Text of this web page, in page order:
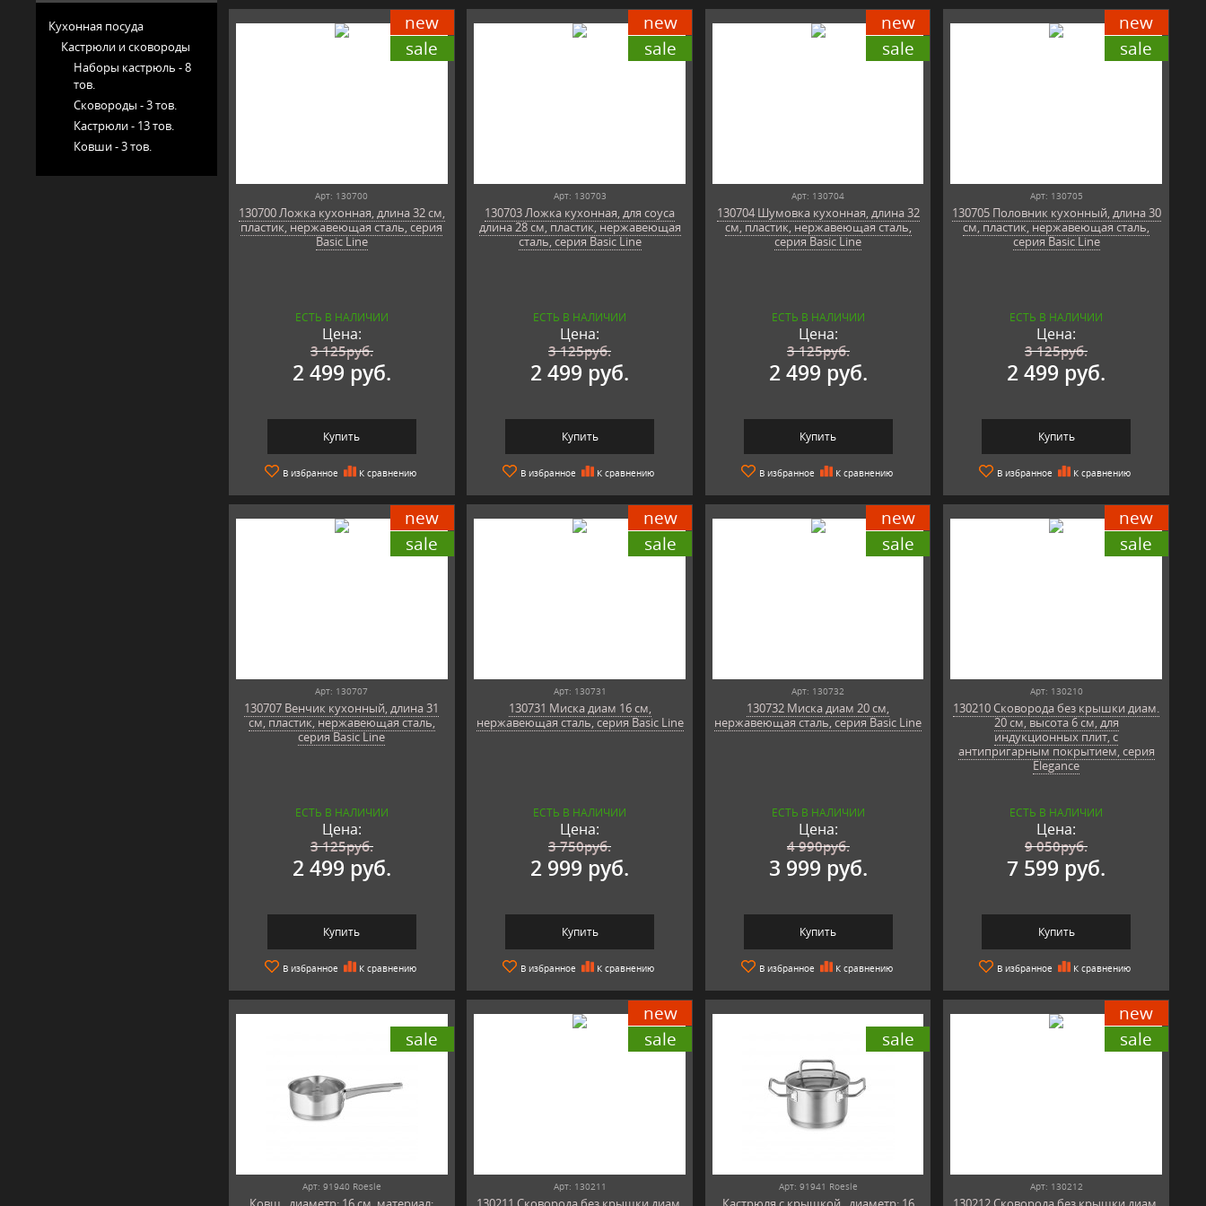
Кухонная посуда
Кастрюли и сковороды
Наборы кастрюль -8
тов.
Сковороды -3 тов.
Кастрюли - 13 тов.
Ковши -3 тов.
sale
new
Арт: 130700
130700 Ложка кухонная, длина 32 см,
пластик, нержавеющая сталь, серия
Basic Line
ЕСТЬ В НАЛИЧИИ
Цена:
3 125руб.
2 499 руб.
Купить
В избранное К сравнению
sale
new
Арт: 130703
130703 Ложка кухонная, для соуса
длина 28 см, пластик, нержавеющая
сталь, серия Basic Line
ЕСТЬ В НАЛИЧИИ
Цена:
3 125руб.
2 499 руб.
Купить
В избранное К сравнению
sale
new
Арт: 130704
130704 Шумовка кухонная, длина 32
см, пластик, нержавеющая сталь,
серия Basic Line
ЕСТЬ В НАЛИЧИИ
Цена:
3 125руб.
2 499 руб.
Купить
В избранное К сравнению
sale
new
Арт: 130705
130705 Половник кухонный, длина 30
см, пластик, нержавеющая сталь,
серия Basic Line
ЕСТЬ В НАЛИЧИИ
Цена:
3 125руб.
2 499 руб.
Купить
В избранное К сравнению
sale
new
Арт: 130707
130707 Венчик кухонный, длина 31
см, пластик, нержавеющая сталь,
серия Basic Line
ЕСТЬ В НАЛИЧИИ
Цена:
3 125руб.
2 499 руб.
Купить
В избранное К сравнению
sale
new
Арт: 130731
130731 Миска диам 16 см,
нержавеющая сталь, серия Basic Line
ЕСТЬ В НАЛИЧИИ
Цена:
3 750руб.
2 999 руб.
Купить
В избранное К сравнению
sale
new
Арт: 130732
130732 Миска диам 20 см,
нержавеющая сталь, серия Basic Line
ЕСТЬ В НАЛИЧИИ
Цена:
4 990руб.
3 999 руб.
Купить
В избранное К сравнению
sale
new
Арт: 130210
130210 Сковорода без крышки диам.
20 см, высота 6 см, для
индукционных плит, с
антипригарным покрытием, серия
Elegance
ЕСТЬ В НАЛИЧИИ
Цена:
9 050руб.
7 599 руб.
Купить
В избранное К сравнению
sale
Арт: 91940 Roesle
sale
new
Арт: 130211
sale
Арт: 91941 Roesle
sale
new
Арт: 130212